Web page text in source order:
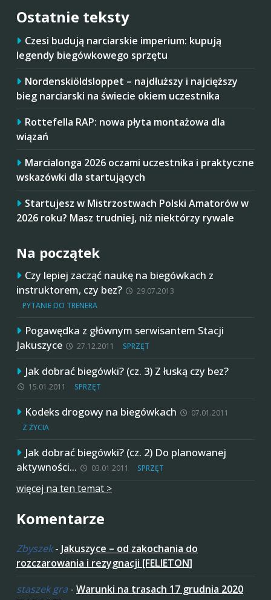
Ostatnie teksty
Czesi budują narciarskie imperium: kupują
legendy biegówkowego sprzętu
Nordenskiöldsloppet – najdłuższy i najcięższy
bieg narciarski na świecie okiem uczestnika
Rottefella RAP: nowa płyta montażowa dla
wiązań
Marcialonga 2026 oczami uczestnika i praktyczne
wskazówki dla startujących
Startujesz w Mistrzostwach Polski Amatorów w
2026 roku? Masz trudniej, niż niektórzy rywale
Na początek
Czy lepiej zacząć naukę na biegówkach z
instruktorem, czy bez?
29.07.2013
PYTANIE DO TRENERA
Pogawędka z głównym serwisantem Stacji
Jakuszyce
27.12.2011 SPRZĘT
Jak dobrać biegówki? (cz. 3) Z łuską czy bez?
15.01.2011 SPRZĘT
Kodeks drogowy na biegówkach
07.01.2011
Z ŻYCIA
Jak dobrać biegówki? (cz. 2) Do planowanej
aktywności…
03.01.2011 SPRZĘT
więcej na ten temat >
Komentarze
Zbyszek- Jakuszyce – od zakochania do
rozczarowania i rezygnacji [FELIETON]
staszek gra - Warunki na trasach 17 grudnia 2020